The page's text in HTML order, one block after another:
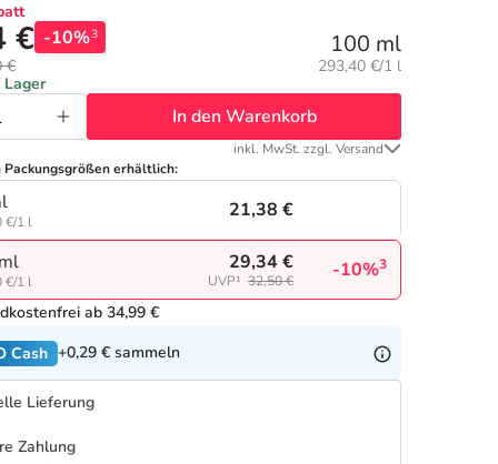
€ -10%3
€
100 ml
Grundpreis:
293,40 €/1 l
In den Warenkorb
inkl. MwSt. zzgl. Versand
Packungsgrößen erhältlich:
€/1 l
21,38 €
€/1 l
29,34 €
UVP¹ 32,50 € -10%3
ab 34,99 €
Cash +0,29 € sammeln
Lieferung
Zahlung